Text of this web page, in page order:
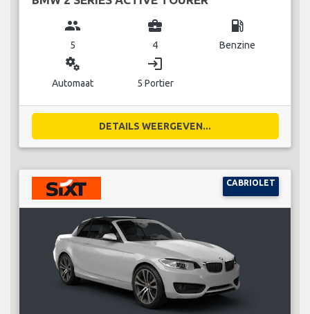
group
5
business_center
4
local_gas_station
Benzine
miscellaneous_services
Automaat
login
5 Portier
DETAILS WEERGEVEN...
CABRIOLET